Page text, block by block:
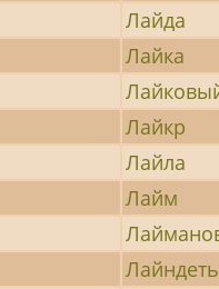
Лайда
Лайка
Лайкр
Лайла
Лайм
Лайндеть